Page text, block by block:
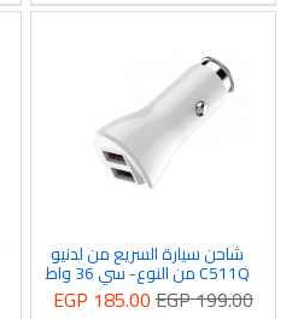
شاحن سيارة السريع من لدنيو
C511Q من النوع- سي 36 واط
EGP 185.00EGP 199.00